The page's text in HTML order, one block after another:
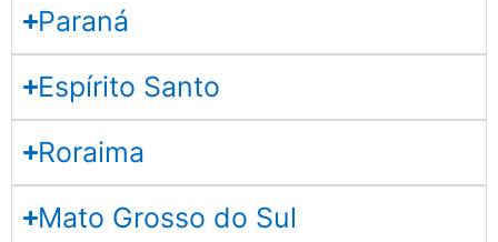
Paraná
Espírito Santo
Roraima
Mato Grosso do Sul